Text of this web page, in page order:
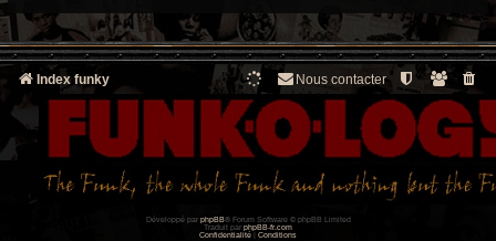
Index funky Nous contacter
Développé par phpBB® Forum Software © phpBB Limited
Traduit par phpBB-fr.com
Confidentialité
Conditions